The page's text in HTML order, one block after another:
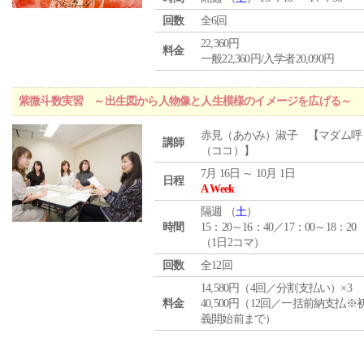
回数
全6回
料金
22,360円
一般22,360円/入学者20,090円
紫微斗数実習 ～出生図から人物像と人生模様のイメージを広げる～
講師
赤見（あかみ）淑子 【マダム呼
（ココ）】
日程
7月 16日 ～ 10月 1日
A Week
時間
隔週 （土）
15：20～16：40／17：00～18：20
（1日2コマ）
回数
全12回
料金
14,580円（4回／分割支払い）×3
40,500円（12回／一括前納支払※
義開始前まで）